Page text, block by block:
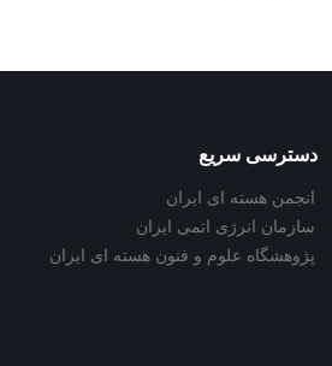
دسترسی سریع
انجمن هسته ای ایران
سازمان انرژی اتمی ایران
پژوهشگاه علوم و فنون هسته ای ایران